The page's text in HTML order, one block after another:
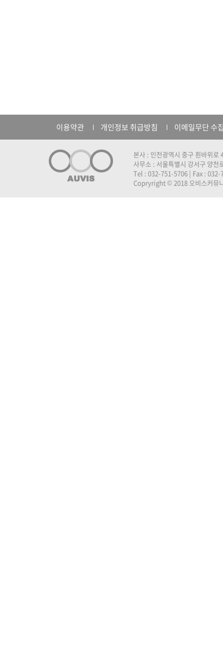
이용약관 개인정보 취급방침 이메일무단 수
본사 : 인천광역시 중구 흰바위
사무소 : 서울특별시 강서구 양천
Tel : 032-751-5706 | Fax :
Copryright © 2018 오비스커뮤